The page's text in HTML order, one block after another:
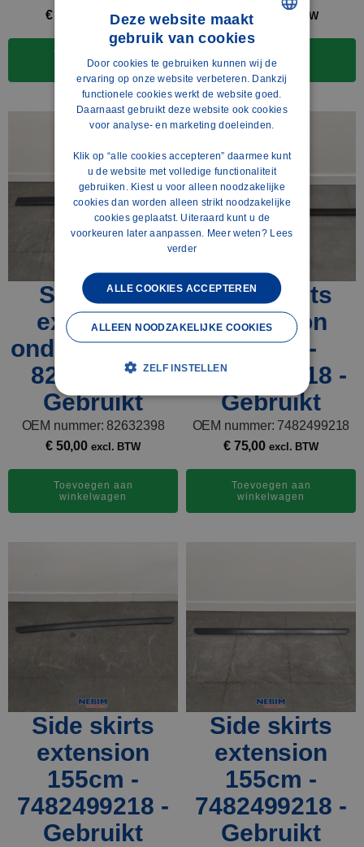
€50,00 excl. BTW
Toevoegen aan
winkelwagen
€50,00 excl. BTW
winkelwagen
Side skirt
extension
onder 163cm -
82632398 -
Gebruikt
OEM nummer: 82632398
€50,00 excl. BTW
Toevoegen aan
winkelwagen
Side skirts
extension
155cm -
7482499218 -
Gebruikt
OEM nummer: 7482499218
€75,00 excl. BTW
Toevoegen aan
winkelwagen
Side skirts
extension
155cm -
7482499218 -
Gebruikt
Side skirts
extension
155cm -
7482499218 -
Gebruikt
DUTCH
ENGLISH
FRENCH
SPANISH
GERMAN
Deze website maakt
gebruik van cookies
Door cookies te gebruiken kunnen wij de
ervaring op onze website verbeteren. Dankzij
functionele cookies werkt de website goed.
Daarnaast gebruikt deze website ook cookies
voor analyse- en marketing doeleinden.
Klik op “alle cookies accepteren” daarmee kunt
u de website met volledige functionaliteit
gebruiken. Kiest u voor alleen noodzakelijke
cookies dan worden alleen strikt noodzakelijke
cookies geplaatst. Uiteraard kunt u de
voorkeuren later aanpassen. Meer weten? Lees
verder
ALLE COOKIES ACCEPTEREN
ALLEEN NOODZAKELIJKE COOKIES
ZELF INSTELLEN